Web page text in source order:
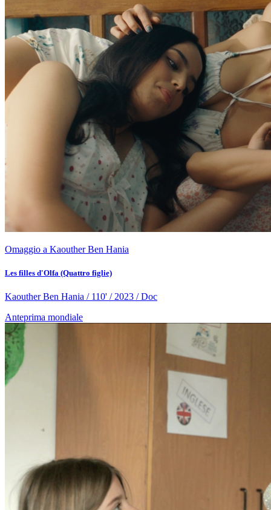
Omaggio a Kaouther Ben Hania
Les filles d'Olfa (Quattro figlie)
Kaouther Ben Hania / 110' / 2023 / Doc
Anteprima mondiale